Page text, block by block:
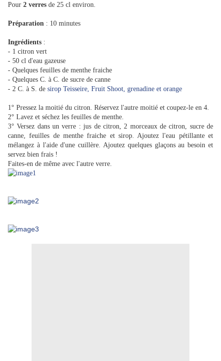
Pour 2 verres de 25 cl environ.
Préparation : 10 minutes
Ingrédients :
- 1 citron vert
- 50 cl d'eau gazeuse
- Quelques feuilles de menthe fraiche
- Quelques C. à C. de sucre de canne
- 2 C. à S. de sirop Teisseire, Fruit Shoot, grenadine et orange
1° Pressez la moitié du citron. Réservez l'autre moitié et coupez-le en 4.
2° Lavez et séchez les feuilles de menthe.
3° Versez dans un verre : jus de citron, 2 morceaux de citron, sucre de
canne, feuilles de menthe fraiche et sirop. Ajoutez l'eau pétillante et
mélangez à l'aide d'une cuillère. Ajoutez quelques glaçons au besoin et
servez bien frais !
Faites-en de même avec l'autre verre.